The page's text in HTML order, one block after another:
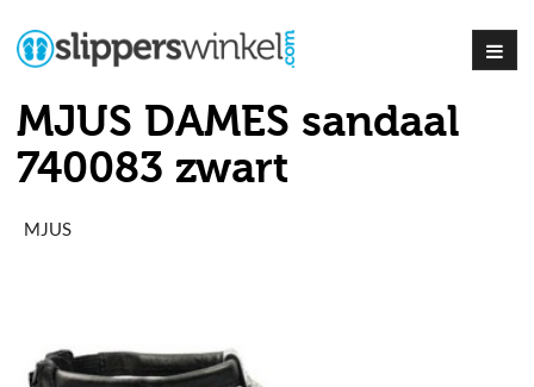
MJUS DAMES sandaal
740083 zwart
MJUS